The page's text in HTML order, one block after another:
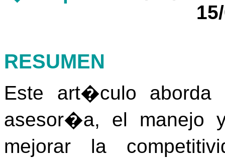
RESUMEN
Este art�culo aborda
asesor�a, el manejo
mejorar la